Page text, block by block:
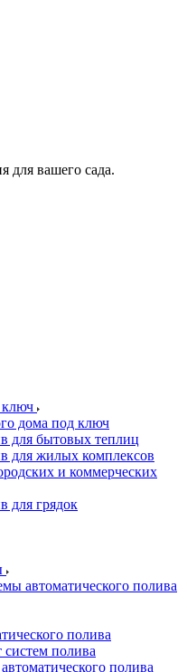
для вашего сада.
ключ
дома под ключ
для бытовых теплиц
для жилых комплексов
и коммерческих
для грядок
автоматического полива
полива
полива
полива